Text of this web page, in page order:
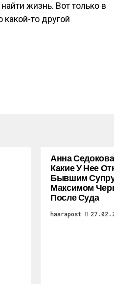
жизнь. Вот только в
то другой
Анна
Какие У Нее
Бывшим
Максимом
После Суда
haarapost